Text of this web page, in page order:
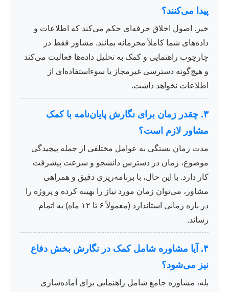
پیدا می‌کنند؟
خیر. اصول اخلاق حرفه‌ای حکم می‌کند که اطلاعات و
داده‌های شما کاملاً محرمانه بمانند. مشاور فقط در
چارچوب راهنمایی و کمک به تحلیل داده‌ها فعالیت می‌کند
و هیچ‌گونه دسترسی غیرمجاز یا سوءاستفاده‌ای از
اطلاعات نخواهد داشت.
۳. چقدر زمان برای نگارش پایان‌نامه با کمک
مشاور لازم است؟
مدت زمان بستگی به عوامل مختلفی از جمله پیچیدگی
موضوع، زمان در دسترس دانشجو و سرعت پیشرفت
کار دارد. با این حال، با برنامه‌ریزی دقیق و همراهی
مشاور، می‌توان زمان مورد نیاز را بهینه کرده و پروژه را
در بازه زمانی استاندارد (معمولاً ۶ تا ۱۲ ماه) به اتمام
رساند.
۴. آیا مشاوره شامل کمک در نگارش بخش دفاع
نیز می‌شود؟
بله، مشاوره جامع شامل راهنمایی برای آماده‌سازی